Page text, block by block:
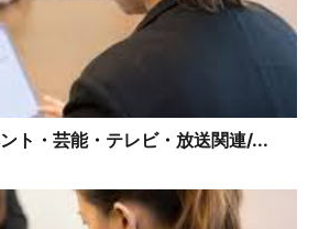
ト・芸能・テレビ・放送関連/...